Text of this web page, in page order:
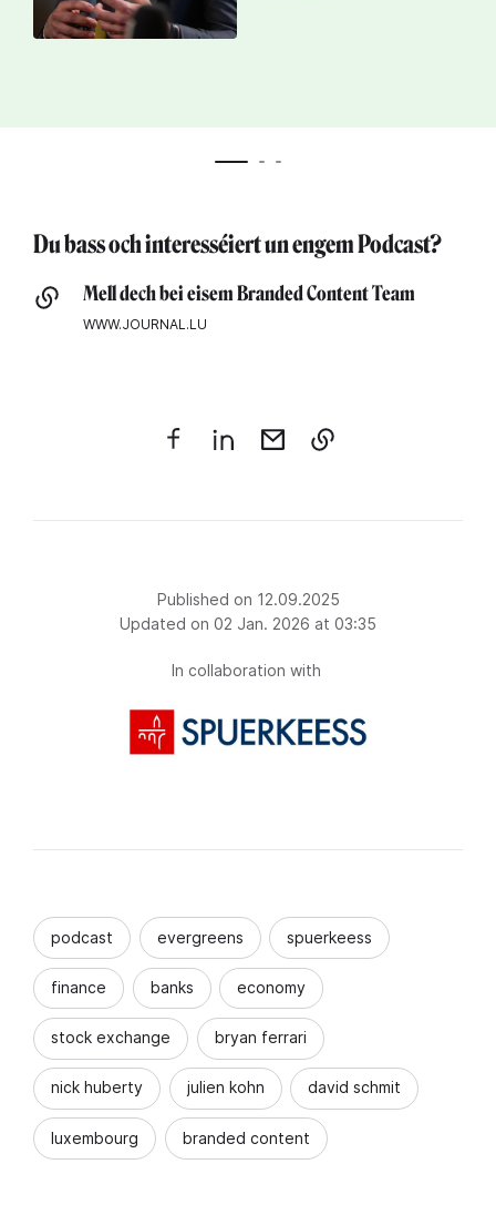
Du bass och interesséiert un engem Podcast?
Mell dech bei eisem Branded Content Team
WWW.JOURNAL.LU
Published on 12.09.2025
Updated on 02 Jan. 2026 at 03:35
In collaboration with
podcast evergreens spuerkeess
finance banks economy
stock exchange bryan ferrari
nick huberty julien kohn david schmit
luxembourg branded content